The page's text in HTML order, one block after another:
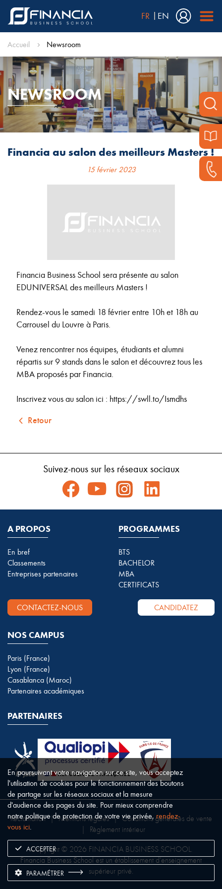
FR EN
Accueil Newsroom
NEWSROOM
Financia au salon des meilleurs Masters !
15 février 2023
Financia Business School sera présente au salon
EDUNIVERSAL des meilleurs Masters !
Rendez-vous le samedi 18 février entre 10h et 18h au
Carrousel du Louvre à Paris.
Venez rencontrer nos équipes, étudiants et alumni
répartis sur 9 stands dans le salon et découvrez tous les
MBA proposés par Financia.
Inscrivez vous au salon ici : https://swll.to/Ismdhs
Retour
Suivez-nous sur les réseaux sociaux
A PROPOS
En bref
Classements
Entreprises partenaires
PROGRAMMES
BTS
BACHELOR
MBA
CERTIFICATS
CONTACTEZ-NOUS CANDIDATEZ
NOS CAMPUS
Paris (France)
Lyon (France)
Casablanca (Maroc)
Partenaires académiques
PARTENAIRES
Copyright © 2026 FINANCIA BUSINESS SCHOOL.
Financia Business School est un établissement d’enseignement
supérieur privé.
Réclamation | Mentions légales | Conditions générales de vente
Règlement intérieur
En poursuivant votre navigation sur ce site, vous acceptez
l'utilisation de cookies pour le fonctionnement des boutons
de partage sur les réseaux sociaux et la mesure
d'audience des pages du site. Pour mieux comprendre
notre politique de protection de votre vie privée,rendez-
vous ici.
ACCEPTER
PARAMÉTRER